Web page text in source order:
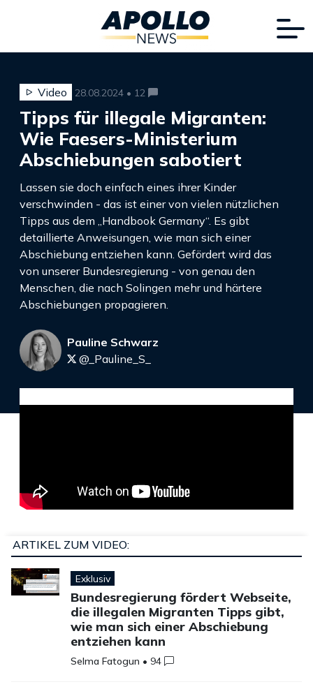
Video 28.08.2024 • 12
Tipps für illegale Migranten:
Wie Faesers-Ministerium
Abschiebungen sabotiert
Lassen sie doch einfach eines ihrer Kinder
verschwinden - das ist einer von vielen nützlichen
Tipps aus dem „Handbook Germany“. Es gibt
detaillierte Anweisungen, wie man sich einer
Abschiebung entziehen kann. Gefördert wird das
von unserer Bundesregierung - von genau den
Menschen, die nach Solingen mehr und härtere
Abschiebungen propagieren.
Pauline Schwarz
@_Pauline_S_
ARTIKEL ZUM VIDEO:
Exklusiv
Bundesregierung fördert Webseite,
die illegalen Migranten Tipps gibt,
wie man sich einer Abschiebung
entziehen kann
Selma Fatogun • 94